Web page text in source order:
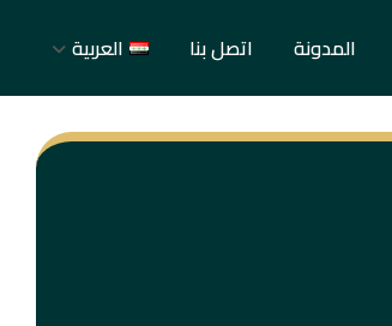
المدونة اتصل بنا العربية